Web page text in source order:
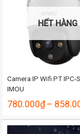
HẾT HÀNG
Camera IP Wifi PT IPC-
IMOU
780.000₫–